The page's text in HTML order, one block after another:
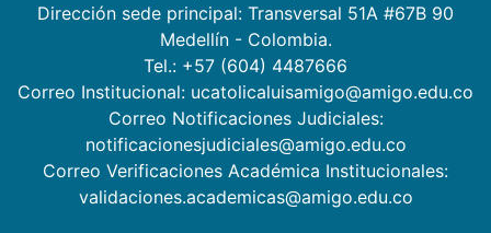
Dirección sede principal: Transversal 51A #67B 90
Medellín - Colombia.
Tel.: +57 (604) 4487666
Correo Institucional: ucatolicaluisamigo@amigo.edu.co
Correo Notificaciones Judiciales:
notificacionesjudiciales@amigo.edu.co
Correo Verificaciones Académica Institucionales:
validaciones.academicas@amigo.edu.co